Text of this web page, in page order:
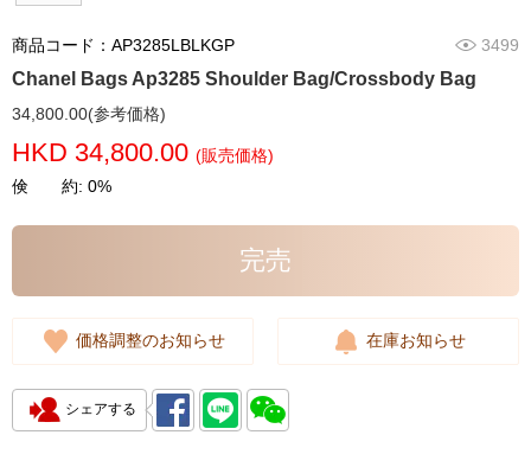
商品コード：AP3285LBLKGP 3499
Chanel Bags Ap3285 Shoulder Bag/Crossbody Bag
34,800.00(参考価格)
HKD 34,800.00 (販売価格)
倹 約: 0%
完売
価格調整のお知らせ 在庫お知らせ
シェアする